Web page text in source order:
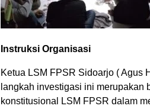
Instruksi Organisasi
Ketua LSM FPSR Sidoarjo ( Agus
langkah investigasi ini merupakan
konstitusional LSM FPSR dalam